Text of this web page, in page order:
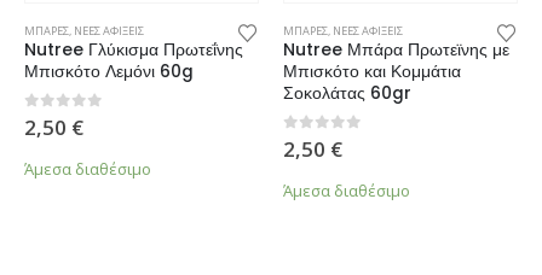
ΜΠΑΡΕΣ, ΝΕΕΣ ΑΦΙΞΕΙΣ
Nutree Γλύκισμα Πρωτεΐνης
Μπισκότο Λεμόνι 60g
0 από 5
2,50 €
Άμεσα διαθέσιμο
ΜΠΑΡΕΣ, ΝΕΕΣ ΑΦΙΞΕΙΣ
Nutree Μπάρα Πρωτεϊνης με
Μπισκότο και Κομμάτια
Σοκολάτας 60gr
0 από 5
2,50 €
Άμεσα διαθέσιμο